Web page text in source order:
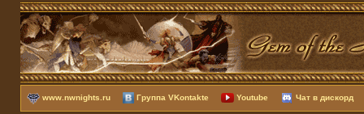
www.nwnights.ru Группа VKontakte Youtube Чат в дискорд